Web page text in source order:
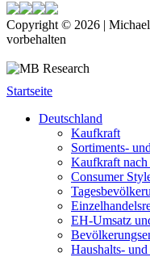
Copyright © 2026 |
vorbehalten
Startseite
Deutschland
Kaufkraft
Sortiments-
Kaufkraft nach
Consumer
EH-Umsatz
Haushalts-